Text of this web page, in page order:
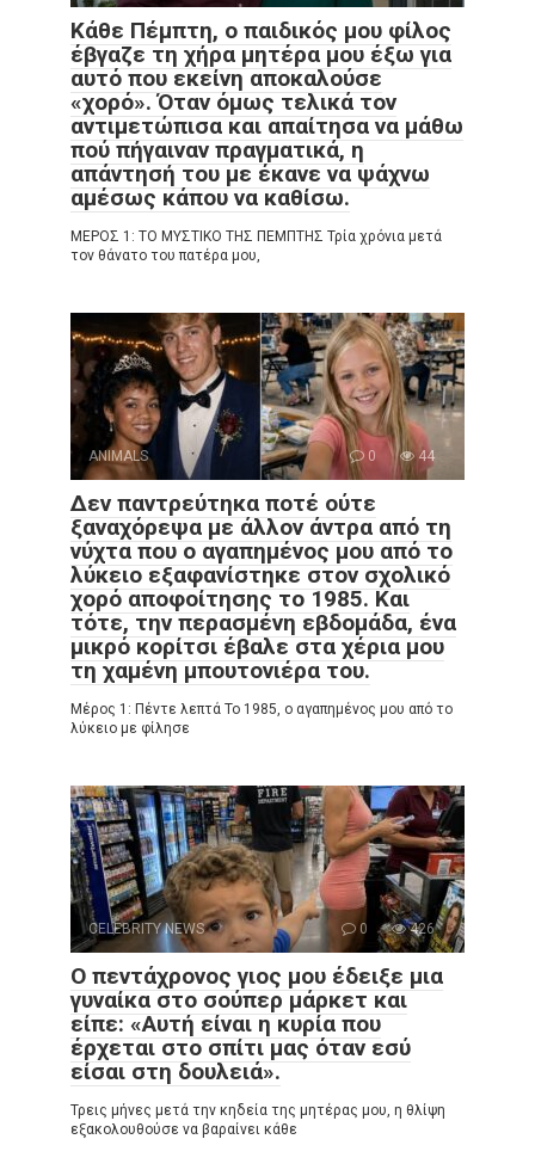
Κάθε Πέμπτη, ο παιδικός μου φίλος
έβγαζε τη χήρα μητέρα μου έξω για
αυτό που εκείνη αποκαλούσε
«χορό». Όταν όμως τελικά τον
αντιμετώπισα και απαίτησα να μάθω
πού πήγαιναν πραγματικά, η
απάντησή του με έκανε να ψάχνω
αμέσως κάπου να καθίσω.
ΜΕΡΟΣ 1: ΤΟ ΜΥΣΤΙΚΟ ΤΗΣ ΠΕΜΠΤΗΣ Τρία χρόνια μετά
τον θάνατο του πατέρα μου,
ANIMALS 0 44
Δεν παντρεύτηκα ποτέ ούτε
ξαναχόρεψα με άλλον άντρα από τη
νύχτα που ο αγαπημένος μου από το
λύκειο εξαφανίστηκε στον σχολικό
χορό αποφοίτησης το 1985. Και
τότε, την περασμένη εβδομάδα, ένα
μικρό κορίτσι έβαλε στα χέρια μου
τη χαμένη μπουτονιέρα του.
Μέρος 1: Πέντε λεπτά Το 1985, ο αγαπημένος μου από το
λύκειο με φίλησε
CELEBRITY NEWS 0 426
Ο πεντάχρονος γιος μου έδειξε μια
γυναίκα στο σούπερ μάρκετ και
είπε: «Αυτή είναι η κυρία που
έρχεται στο σπίτι μας όταν εσύ
είσαι στη δουλειά».
Τρεις μήνες μετά την κηδεία της μητέρας μου, η θλίψη
εξακολουθούσε να βαραίνει κάθε